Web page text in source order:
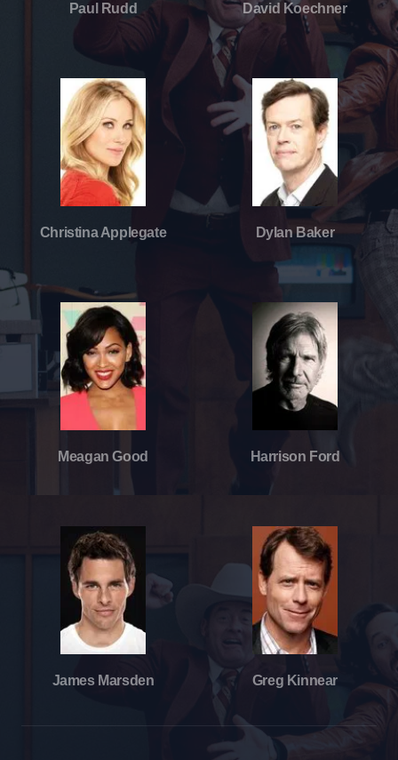
Paul Rudd David Koechner
Christina Applegate Dylan Baker
Meagan Good Harrison Ford
James Marsden Greg Kinnear